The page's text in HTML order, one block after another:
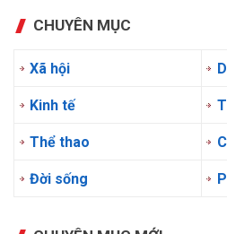
CHUYÊN MỤC
Xã hội
Kinh tế
Thể thao
Đời sống